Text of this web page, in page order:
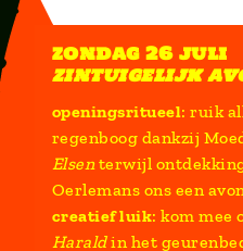
zondag 26 juli
zintuigelijk
openingsritueel: ruik
regenboog dankzij
Elsenterwijl
Oerlemans ons een
creatief luik: kom mee
Haraldin het